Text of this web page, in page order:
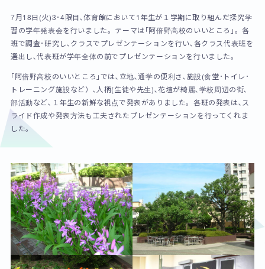
7月18日(火)3･4限目､体育館において1年生が１学期に取り組んだ探究学
習の学年発表会を行いました。テーマは｢阿倍野高校のいいところ｣。各
班で調査･研究し､クラスでプレゼンテーションを行い､各クラス代表班を
選出し､代表班が学年全体の前でプレゼンテーションを行いました。
｢阿倍野高校のいいところ｣では､立地､通学の便利さ､施設(食堂･トイレ･
トレーニング施設など）､人柄(生徒や先生)､花壇が綺麗､学校周辺の街､
部活動など､１年生の新鮮な視点で発表がありました。各班の発表は､ス
ライド作成や発表方法も工夫されたプレゼンテーションを行ってくれま
した。